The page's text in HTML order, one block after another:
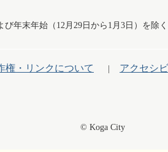
び年末年始（12月29日から1月3日）を除
権・リンクについて アクセシ
© Koga City